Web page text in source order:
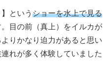
】という ショーを水上で見る
。目の前（真上）をイルカが
りかなり迫力があると思い
れが多く体験していました